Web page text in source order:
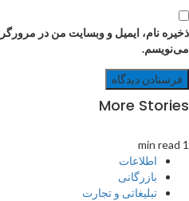
ذخیره نام، ایمیل و وبسایت من در
می‌نویسم.
More Stories
1 min read
اطلاعات
بازرگانی
تبلیغاتی و تجارت